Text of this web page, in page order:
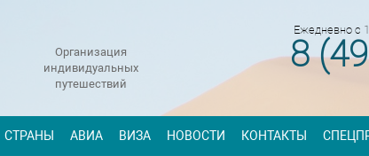
Организация
индивидуальных
путешествий
Ежедневно с
8
СТРАНЫ АВИА ВИЗА НОВОСТИ КОНТАКТЫ